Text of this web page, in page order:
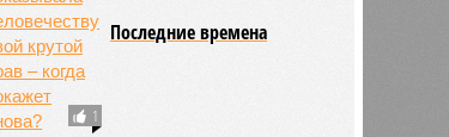
1
Последние времена